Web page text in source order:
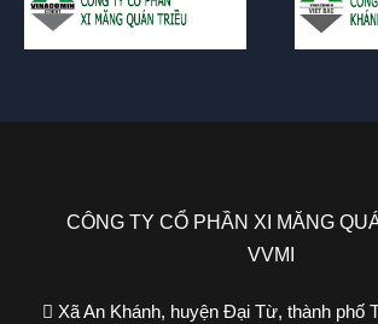
CÔNG TY CỔ PHẦN XI MĂNG
VVMI
Xã An Khánh, huyện Đại Từ, thành phố